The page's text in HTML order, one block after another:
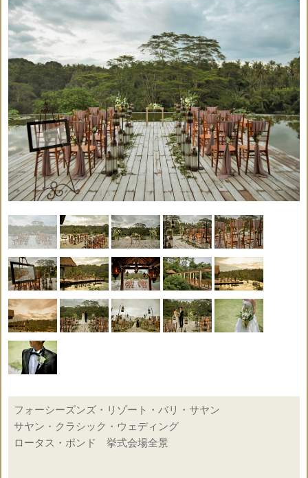
ジ
☆ドレス＆タキシードのお持込代金は無料です
☆挙式会場のアップグレード生花装飾
◇6つのスタンディングフラワーアレンジメント
◇ブリッジゲート2つのスタンディングフラワー
◇2本のバリニーズアンブレラ
◇6本のウンブル・ウンブル(ホワイトフラッグ)
◇生花のリングピロー
◇生花のブーケ＆ブートニア（7種類より選択）
◇音楽演奏はサウンドシステムとなります
1. 6時～11時 もしくは 2. 12時～17時
※新郎新婦様のみ
◇乾杯ドリンク（ノンアルコール）
※ご参列者20名様まで
◇ティフェニーチェア（ウッド）
◇生花のフラワーシャワー
挙式基本パッケージ
会場使用料
結婚証明書
×
ウェルカムボード
フォーシーズンズ・リゾート・バリ・サヤン
サヤン・クラシック・ウェディング
ロータス・ポンド 挙式会場全景